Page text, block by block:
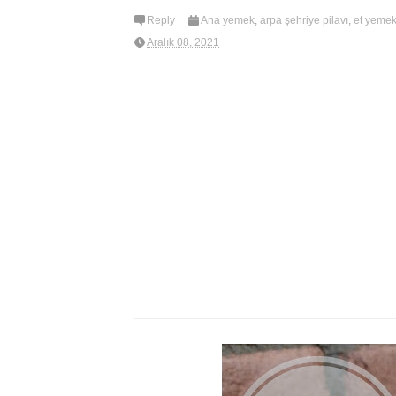
Reply Ana yemek, arpa şehriye pilavı, et
Aralık 08, 2021